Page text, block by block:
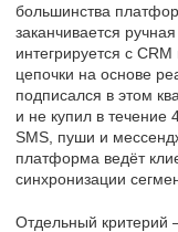
большинства
заканчивается
интегрируется с
цепочки на основе
подписался в этом
и не купил в течение
SMS, пуши и
платформа ведёт
синхронизации
Отдельный критерий